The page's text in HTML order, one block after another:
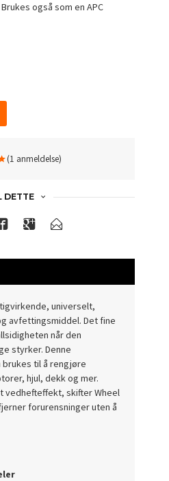
også som en APC
(1 anmeldelse)
DETTE
universelt,
avfettingsmiddel. Det fine
når den
styrker. Denne
til å rengjøre
hjul, dekk og mer.
vedhefteffekt, skifter Wheel
forurensninger uten å